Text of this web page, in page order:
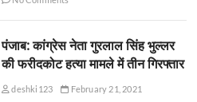
पंजाब: कांग्रेस नेता गुरलाल सिंह भुल्लर
की फरीदकोट हत्या मामले में तीन गिरफ्तार
deshki123
February 21, 2021